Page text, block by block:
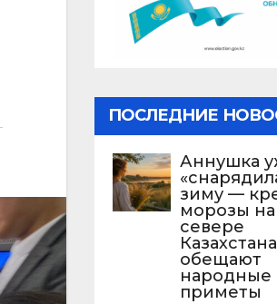
ПОСЛЕДНИЕ
Аннушка
зиму —
морозы на
севере
Казахстана
обещают
народные
приметы